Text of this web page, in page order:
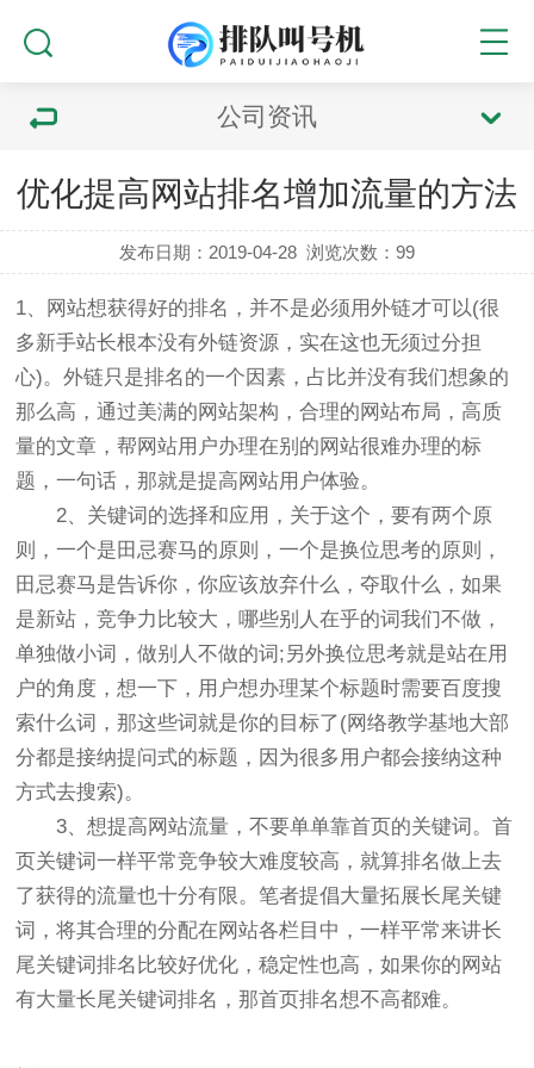
公司资讯
优化提高网站排名增加流量的方法
发布日期：2019-04-28 浏览次数：99
1、网站想获得好的排名，并不是必须用外链才可以(很
多新手站长根本没有外链资源，实在这也无须过分担
心)。外链只是排名的一个因素，占比并没有我们想象的
那么高，通过美满的网站架构，合理的网站布局，高质
量的文章，帮网站用户办理在别的网站很难办理的标
题，一句话，那就是提高网站用户体验。
2、关键词的选择和应用，关于这个，要有两个原
则，一个是田忌赛马的原则，一个是换位思考的原则，
田忌赛马是告诉你，你应该放弃什么，夺取什么，如果
是新站，竞争力比较大，哪些别人在乎的词我们不做，
单独做小词，做别人不做的词;另外换位思考就是站在用
户的角度，想一下，用户想办理某个标题时需要百度搜
索什么词，那这些词就是你的目标了(网络教学基地大部
分都是接纳提问式的标题，因为很多用户都会接纳这种
方式去搜索)。
3、想提高网站流量，不要单单靠首页的关键词。首
页关键词一样平常竞争较大难度较高，就算排名做上去
了获得的流量也十分有限。笔者提倡大量拓展长尾关键
词，将其合理的分配在网站各栏目中，一样平常来讲长
尾关键词排名比较好优化，稳定性也高，如果你的网站
有大量长尾关键词排名，那首页排名想不高都难。